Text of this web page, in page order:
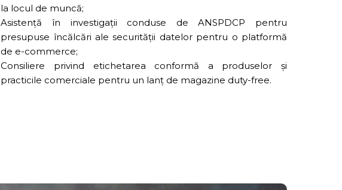
la locul de muncă;
Asistență în investigații conduse de ANSPDCP pentru
presupuse încălcări ale securității datelor pentru o platformă
de e-commerce;
Consiliere privind etichetarea conformă a produselor și
practicile comerciale pentru un lanț de magazine duty-free.